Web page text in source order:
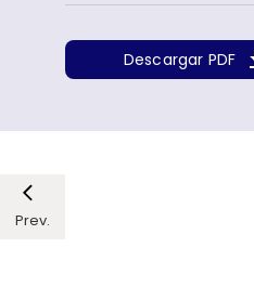
Descargar PDF
Prev.